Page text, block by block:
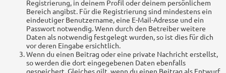
Registrierung, in deinem Profil oder deinem persönlichem
Bereich angibst. Für die Registrierung sind mindestens ein
eindeutiger Benutzername, eine E-Mail-Adresse und ein
Passwort notwendig. Wenn durch den Betreiber weitere
Daten als notwendig festgelegt wurden, so ist dies für dich
vor deren Eingabe ersichtlich.
Wenn du einen Beitrag oder eine private Nachricht erstellst,
so werden die dort eingegebenen Daten ebenfalls
gespeichert. Gleiches gilt, wenn du einen Beitrag als Entwurf